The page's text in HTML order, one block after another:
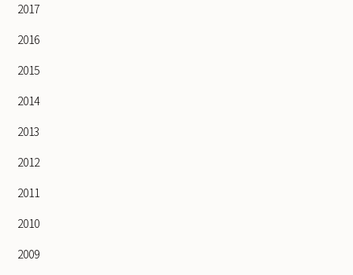
2017
2016
2015
2014
2013
2012
2011
2010
2009